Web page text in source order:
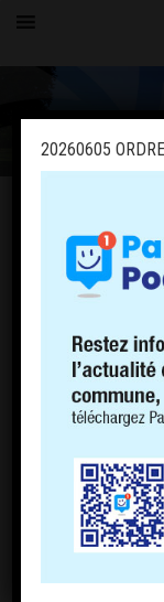
Toutes
LE VILLAGE
20260605
1 juin 2026
20260605